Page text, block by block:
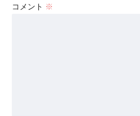
コメント ※